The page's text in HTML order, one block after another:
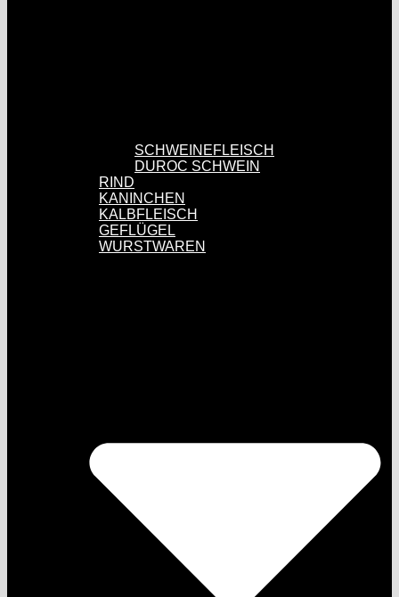
SCHWEINEFLEISCH
DUROC SCHWEIN
RIND
KANINCHEN
KALBFLEISCH
GEFLÜGEL
WURSTWAREN